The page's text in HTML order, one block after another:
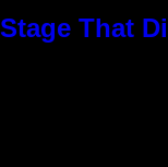
That